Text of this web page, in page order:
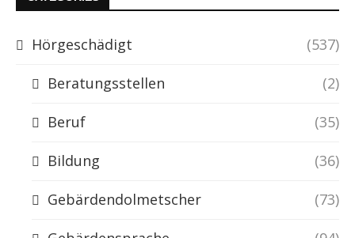
Hörgeschädigt (537)
Beratungsstellen (2)
Beruf (35)
Bildung (36)
Gebärdendolmetscher (73)